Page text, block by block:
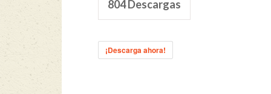
804Descargas
¡Descarga ahora!